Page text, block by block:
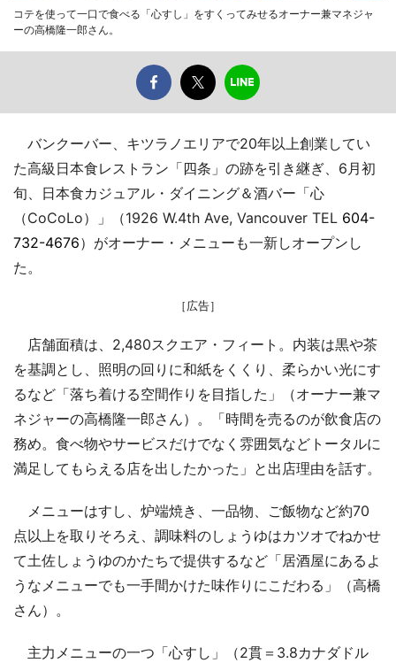
コテを使って一口で食べる「心すし」をすくってみせるオーナー兼マネジャ
ーの高橋隆一郎さん。
バンクーバー、キツラノエリアで20年以上創業してい
た高級日本食レストラン「四条」の跡を引き継ぎ、6月初
旬、日本食カジュアル・ダイニング＆酒バー「心
（CoCoLo）」（1926 W.4th Ave, Vancouver TEL 604-
732-4676）がオーナー・メニューも一新しオープンし
た。
［広告］
店舗面積は、2,480スクエア・フィート。内装は黒や茶
を基調とし、照明の回りに和紙をくくり、柔らかい光にす
るなど「落ち着ける空間作りを目指した」（オーナー兼マ
ネジャーの高橋隆一郎さん）。「時間を売るのが飲食店の
務め。食べ物やサービスだけでなく雰囲気などトータルに
満足してもらえる店を出したかった」と出店理由を話す。
メニューはすし、炉端焼き、一品物、ご飯物など約70
点以上を取りそろえ、調味料のしょうゆはカツオでねかせ
て土佐しょうゆのかたちで提供するなど「居酒屋にあるよ
うなメニューでも一手間かけた味作りにこだわる」（高橋
さん）。
主力メニューの一つ「心すし」（2貫＝3.8カナダドル